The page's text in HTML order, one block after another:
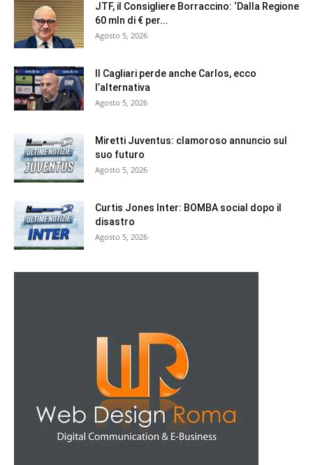
JTF, il Consigliere Borraccino: ‘Dalla Regione
60 mln di € per...
Agosto 5, 2026
Il Cagliari perde anche Carlos, ecco
l’alternativa
Agosto 5, 2026
Miretti Juventus: clamoroso annuncio sul
suo futuro
Agosto 5, 2026
Curtis Jones Inter: BOMBA social dopo il
disastro
Agosto 5, 2026